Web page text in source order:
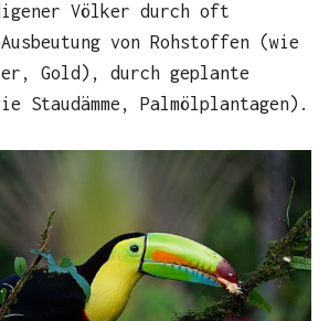
Völker durch oft
von Rohstoffen (wie
Gold), durch geplante
Staudämme, Palmölplantagen).